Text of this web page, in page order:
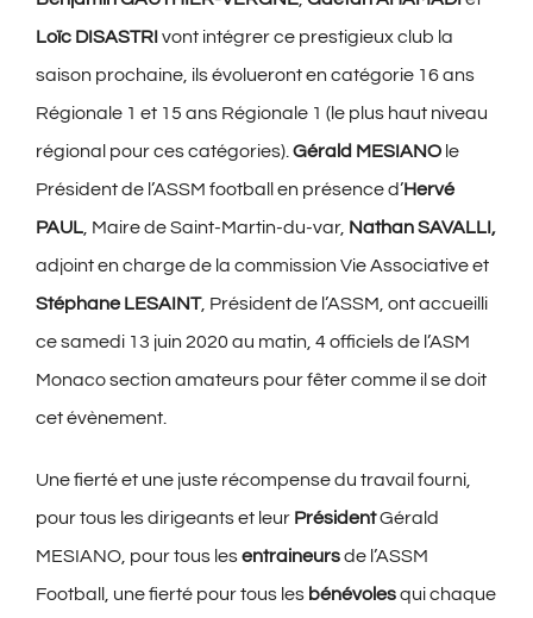
Loïc DISASTRI vont intégrer ce prestigieux club la
saison prochaine, ils évolueront en catégorie 16 ans
Régionale 1 et 15 ans Régionale 1 (le plus haut niveau
régional pour ces catégories).Gérald MESIANO le
Président de l’ASSM football en présence d’Hervé
PAUL, Maire de Saint-Martin-du-var, Nathan SAVALLI,
adjoint en charge de la commission Vie Associative et
Stéphane LESAINT, Président de l’ASSM, ont accueilli
ce samedi 13 juin 2020 au matin, 4 officiels de l’ASM
Monaco section amateurs pour fêter comme il se doit
cet évènement.
Une fierté et une juste récompense du travail fourni,
pour tous les dirigeants et leur PrésidentGérald
MESIANO, pour tous lesentraineursde l’ASSM
Football, une fierté pour tous les bénévolesqui chaque